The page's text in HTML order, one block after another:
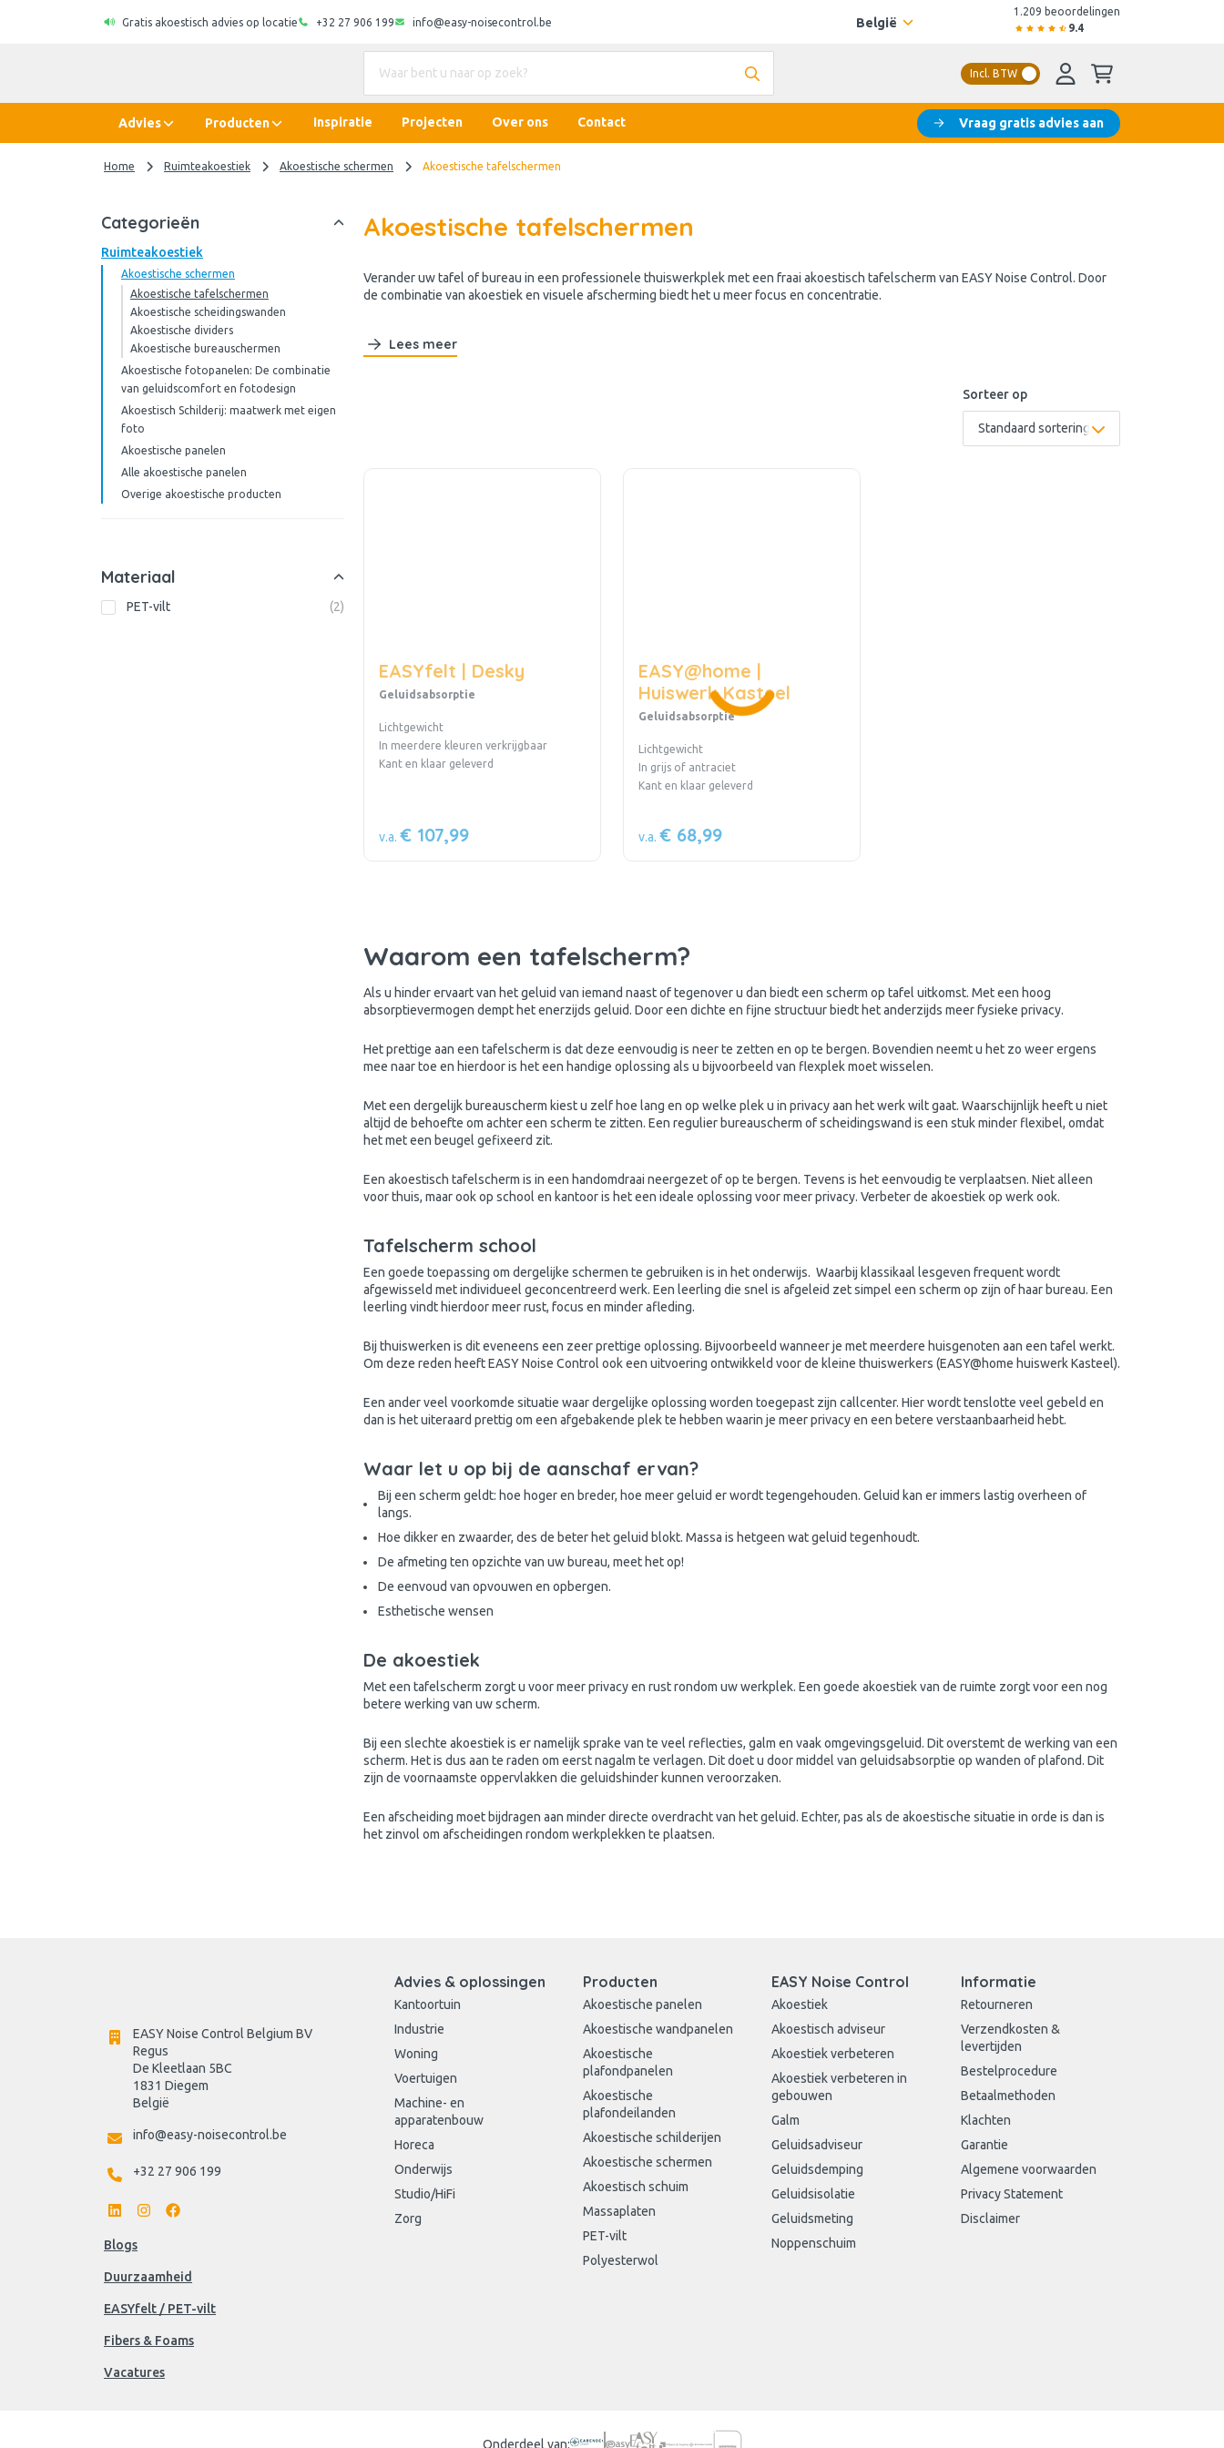
Gratis akoestisch advies op locatie +32 27 906 199 info@easy-noisecontrol.be België
1.209 beoordelingen
9.4
Incl. BTW
Advies Producten Inspiratie Projecten Over ons Contact Vraag gratis advies aan
Home Ruimteakoestiek Akoestische schermen Akoestische tafelschermen
Categorieën
Ruimteakoestiek
Akoestische schermen
Akoestische tafelschermen
Akoestische scheidingswanden
Akoestische dividers
Akoestische bureauschermen
Akoestische fotopanelen: De combinatie
van geluidscomfort en fotodesign
Akoestisch Schilderij: maatwerk met eigen
foto
Akoestische panelen
Alle akoestische panelen
Overige akoestische producten
Materiaal
PET-vilt (2)
Akoestische tafelschermen
Verander uw tafel of bureau in een professionele thuiswerkplek met een fraai akoestisch tafelscherm van EASY Noise Control. Door
de combinatie van akoestieken visuele afscherming biedt het u meer focus en concentratie.
Lees meer
Sorteer op
EASYfelt | Desky
Geluidsabsorptie
Lichtgewicht
In meerdere kleuren verkrijgbaar
Kant en klaar geleverd
v.a. € 107,99
EASY@home |
Huiswerk Kasteel
Geluidsabsorptie
Lichtgewicht
In grijs of antraciet
Kant en klaar geleverd
v.a. € 68,99
Waarom een tafelscherm?
Als u hinder ervaart van het geluid van iemand naast of tegenover u dan biedt een scherm op tafel uitkomst. Met een hoog
absorptievermogen dempt het enerzijds geluid. Door een dichte en fijne structuur biedt het anderzijds meer fysieke privacy.
Het prettige aan een tafelscherm is dat deze eenvoudig is neer te zetten en op te bergen. Bovendien neemt u het zo weer ergens
mee naar toe en hierdoor is het een handige oplossing als u bijvoorbeeld van flexplek moet wisselen.
Met een dergelijk bureauscherm kiest u zelf hoe lang en op welke plek u in privacy aan het werk wilt gaat. Waarschijnlijk heeft u niet
altijd de behoefte om achter een scherm te zitten. Een regulier bureauscherm of scheidingswand is een stuk minder flexibel, omdat
het met een beugel gefixeerd zit.
Een akoestisch tafelscherm is in een handomdraai neergezet of op te bergen. Tevens is het eenvoudig te verplaatsen. Niet alleen
voor thuis, maar ook op school en kantoor is het een ideale oplossing voor meer privacy. Verbeter de akoestiek op werk ook.
Tafelscherm school
Een goede toepassing om dergelijke schermen te gebruiken is in het onderwijs. Waarbij klassikaal lesgeven frequent wordt
afgewisseld met individueel geconcentreerd werk. Een leerling die snel is afgeleid zet simpel een scherm op zijn of haar bureau. Een
leerling vindt hierdoor meer rust, focus en minder afleding.
Bij thuiswerken is dit eveneens een zeer prettige oplossing. Bijvoorbeeld wanneer je met meerdere huisgenoten aan een tafel werkt.
Om deze reden heeft EASY Noise Control ook een uitvoering ontwikkeld voor de kleine thuiswerkers (EASY@home huiswerk Kasteel).
Een ander veel voorkomde situatie waar dergelijke oplossing worden toegepast zijn callcenter. Hier wordt tenslotte veel gebeld en
dan is het uiteraard prettig om een afgebakende plek te hebben waarin je meer privacy en een betere verstaanbaarheid hebt.
Waar let u op bij de aanschaf ervan?
Bij een scherm geldt: hoe hoger en breder, hoe meer geluid er wordt tegengehouden. Geluid kan er immers lastig overheen of
langs.
Hoe dikker en zwaarder, des de beter het geluid blokt. Massa is hetgeen wat geluid tegenhoudt.
De afmeting ten opzichte van uw bureau, meet het op!
De eenvoud van opvouwen en opbergen.
Esthetische wensen
De akoestiek
Met een tafelscherm zorgt u voor meer privacy en rust rondom uw werkplek. Een goede akoestiek van de ruimte zorgt voor een nog
betere werking van uw scherm.
Bij een slechte akoestiekis er namelijk sprake van te veel reflecties, galm en vaak omgevingsgeluid. Dit overstemt de werking van een
scherm. Het is dus aan te raden om eerst nagalm te verlagen. Dit doet u door middel van geluidsabsorptie op wanden of plafond. Dit
zijn de voornaamste oppervlakken die geluidshinder kunnen veroorzaken.
Een afscheiding moet bijdragen aan minder directe overdracht van het geluid. Echter, pas als de akoestische situatie in orde is dan is
het zinvol om afscheidingen rondom werkplekken te plaatsen.
EASY Noise Control Belgium BV
Regus
De Kleetlaan 5BC
1831 Diegem
België
info@easy-noisecontrol.be
+32 27 906 199
Blogs
Duurzaamheid
EASYfelt / PET-vilt
Fibers & Foams
Vacatures
Advies & oplossingen
Kantoortuin
Industrie
Woning
Voertuigen
Machine- en
apparatenbouw
Horeca
Onderwijs
Studio/HiFi
Zorg
Producten
Akoestische panelen
Akoestische wandpanelen
Akoestische
plafondpanelen
Akoestische
plafondeilanden
Akoestische schilderijen
Akoestische schermen
Akoestisch schuim
Massaplaten
PET-vilt
Polyesterwol
EASY Noise Control
Akoestiek
Akoestisch adviseur
Akoestiek verbeteren
Akoestiek verbeteren in
gebouwen
Galm
Geluidsadviseur
Geluidsdemping
Geluidsisolatie
Geluidsmeting
Noppenschuim
Informatie
Retourneren
Verzendkosten &
levertijden
Bestelprocedure
Betaalmethoden
Klachten
Garantie
Algemene voorwaarden
Privacy Statement
Disclaimer
Onderdeel van: